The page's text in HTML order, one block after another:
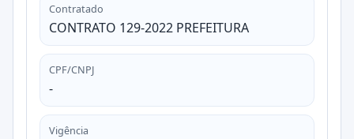
Contratado
CONTRATO 129-2022 PREFEITURA
CPF/CNPJ
-
Vigência